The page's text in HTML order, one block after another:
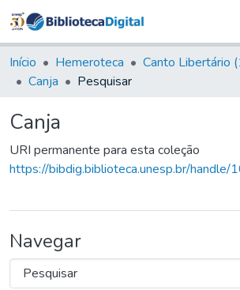
&
Coleções
Estatísticas
Início Hemeroteca
Canja
Pesquisar
Canja
URI permanente para esta coleção
https://bibdig.biblioteca.unesp.br/handle/
Navegar